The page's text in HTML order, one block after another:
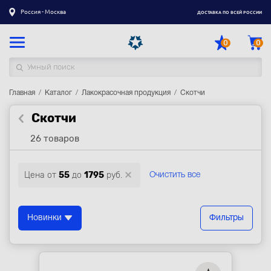
Россия - Москва ДОСТАВКА ПО ВСЕЙ РОССИИ
0 0
Каталог товаров
Регистрация|Вход
Доставка
Контакты
Акции
Главная Каталог Лакокрасочная продукция Скотчи
Скотчи
26 товаров
Цена от 55 до 1795 руб. Очистить все
Новинки Фильтры